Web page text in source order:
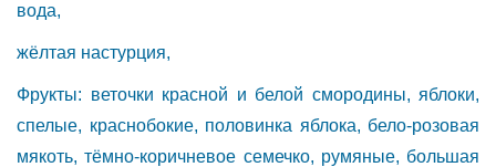
вода,
жёлтая настурция,
Фрукты: веточки красной и белой смородины, яблоки,
спелые, краснобокие, половинка яблока, бело-розовая
мякоть, тёмно-коричневое семечко, румяные, большая